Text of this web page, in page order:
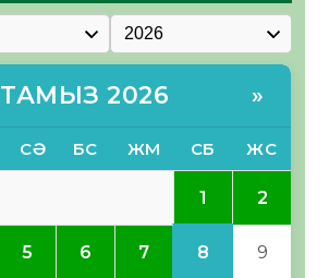
ТАМЫЗ 2026 »
СӘ БС ЖМ СБ ЖС
1 2
5 6 7 8 9